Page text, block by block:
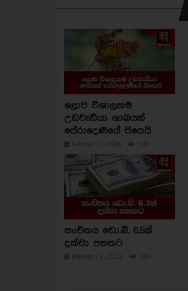
ලොව විශාලතම
උඩවැඩියා ශාඛයක්
පේරාදෙණියේ පිපෙයි
Sunday / 2 / 2026 549
සංචිතය ඩො.බි. 6.5ක්
දක්වා පහතට
Monday / 3 / 2026 339